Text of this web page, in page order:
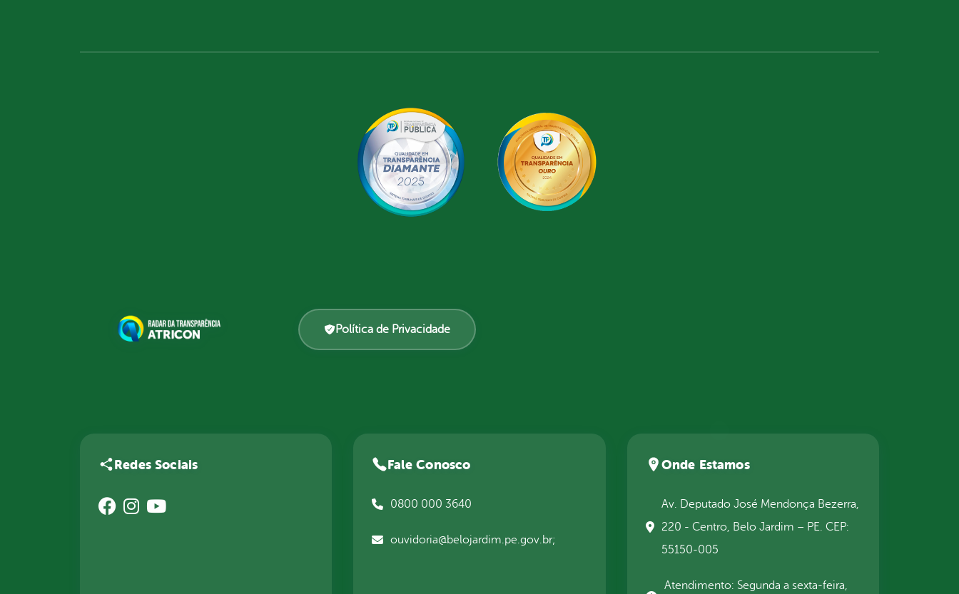
Política de Privacidade
Redes Sociais Fale Conosco
0800 000 3640
ouvidoria@belojardim.pe.gov.br;
Onde Estamos
Av. Deputado José Mendonça Bezerra,
220 - Centro, Belo Jardim – PE. CEP:
55150-005
Atendimento: Segunda a sexta-feira,